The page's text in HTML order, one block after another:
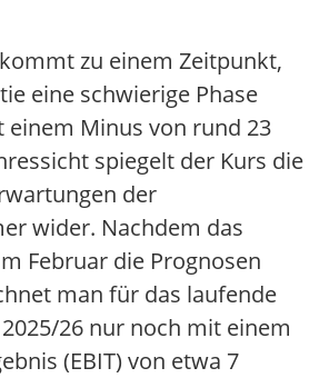
zu einem Zeitpunkt,
eine schwierige Phase
Minus von rund 23
spiegelt der Kurs die
der
wider. Nachdem das
Februar die Prognosen
man für das laufende
26 nur noch mit einem
(EBIT) von etwa 7